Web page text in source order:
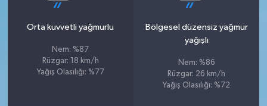
Orta kuvvetli yağmurlu
Nem: %87
Rüzgar: 18 km/h
Yağış Olasılığı: %77
Bölgesel düzensiz yağmur
yağışlı
Nem: %86
Rüzgar: 26 km/h
Yağış Olasılığı: %72